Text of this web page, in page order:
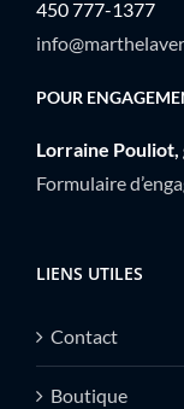
450 777-1377
POUR
Lorraine Pouliot,
Formulaire
LIENS UTILES
Contact
Boutique